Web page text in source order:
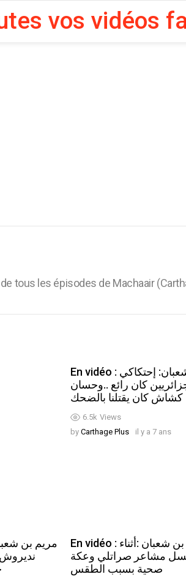
vos vidéos
tous les épisodes de Machaair
6.5k Views
En vidéo : مريم بن شعبان: إحتكاكي
كان رائع ..وحسان
كشاش كان يقتلنا بالضحك
by Carthage Plus il y a 7 ans
En vidéo : مريم بن شعبان :أثناء
مشاعر صراتلي وعكة
صحية بسبب الطقس